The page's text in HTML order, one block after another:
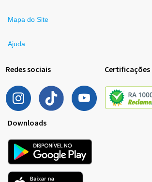
Mapa do Site
Ajuda
Redes sociais Certificações
Downloads